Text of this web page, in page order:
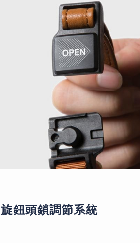
旋鈕頭鎖調節系統